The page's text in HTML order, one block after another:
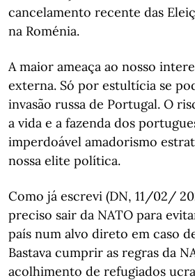
cancelamento recente das
na Roménia.
A maior ameaça ao nosso
externa. Só por estultícia se
invasão russa de Portugal. O
a vida e a fazenda dos
imperdoável amadorismo
nossa elite política.
Como já escrevi (DN, 11/02/
preciso sair da NATO para
país num alvo direto em caso
Bastava cumprir as regras da
acolhimento de refugiados